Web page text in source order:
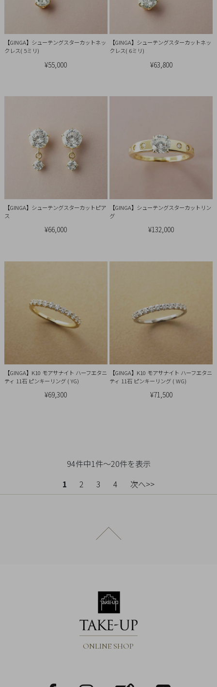
【GINGA】シューテングスターカットネッ
クレス( 5ミリ)
¥55,000
【GINGA】シューテングスターカットネッ
クレス( 6ミリ)
¥63,800
【GINGA】シューテングスターカットピア
ス
¥66,000
【GINGA】シューテングスターカットリン
グ
¥132,000
【GINGA】K10 モアサナイト ハーフエタニ
ティ 11石 ピンキーリング ( YG)
¥69,300
【GINGA】K10 モアサナイト ハーフエタニ
ティ 11石 ピンキーリング ( WG)
¥71,500
94件中1件～20件を表示
1
2 3 4 次へ>>
ページトップへ戻る
ONLINE SHOP
引
法